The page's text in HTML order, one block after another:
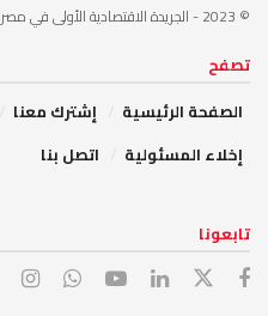
© 2023 - الجريدة الاقتصادية الأولى في مصر
تصفح
الصفحة الرئيسية
إشترك معنا
إخلاء المسئولية
اتصل بنا
تابعونا